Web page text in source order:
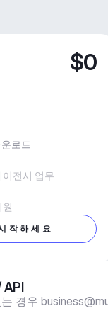
$0
로드
이전시 업무
작하세요
경우